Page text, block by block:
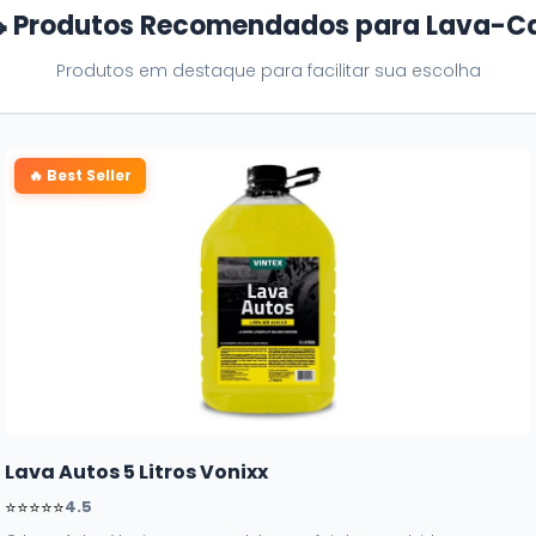
Produtos Recomendados para Lava-
Produtos em destaque para facilitar sua escolha
🔥 Best Seller
Lava Autos 5 Litros Vonixx
⭐⭐⭐⭐⭐4.5